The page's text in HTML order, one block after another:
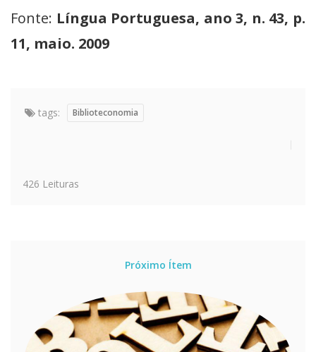
Fonte: Língua Portuguesa, ano 3, n. 43, p.
11, maio. 2009
tags: Biblioteconomia
426 Leituras
Próximo Ítem